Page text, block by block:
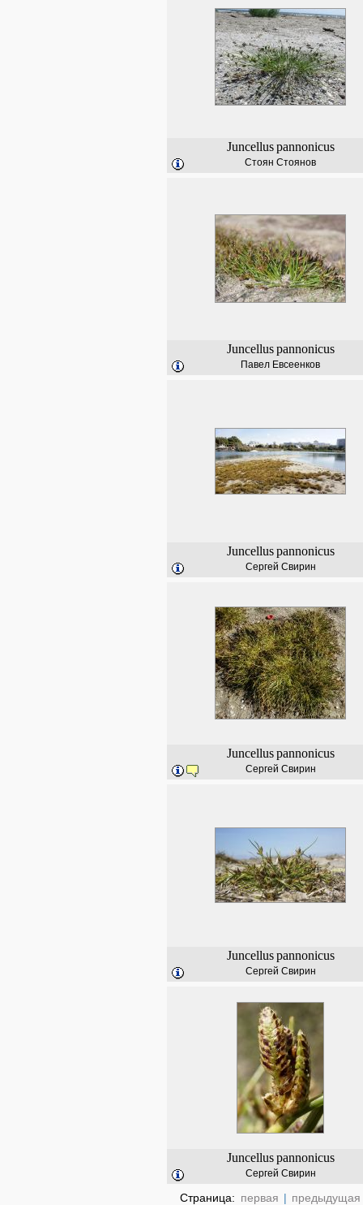
Juncellus pannonicus
Стоян Стоянов
Juncellus pannonicus
Павел Евсеенков
Juncellus pannonicus
Сергей Свирин
Juncellus pannonicus
Сергей Свирин
Juncellus pannonicus
Сергей Свирин
Juncellus pannonicus
Сергей Свирин
Страница: первая | предыдущая